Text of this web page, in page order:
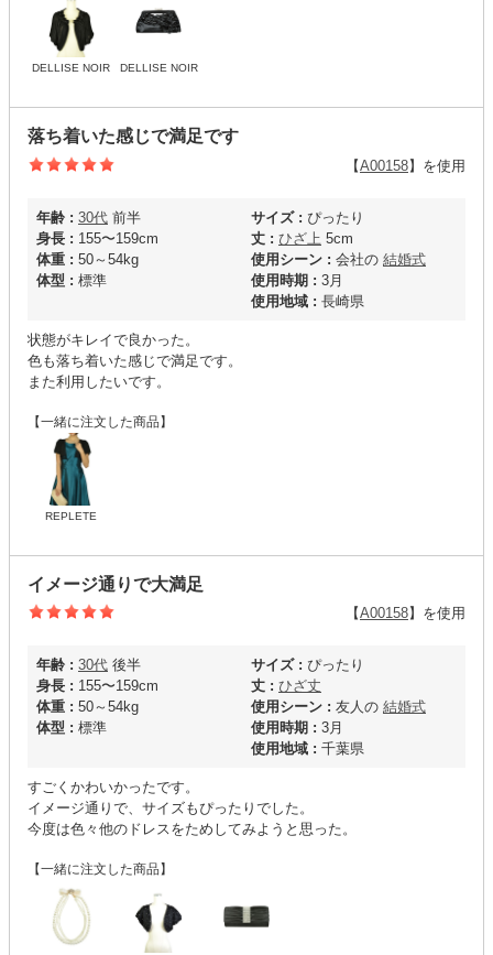
DELLISE NOIR DELLISE NOIR
落ち着いた感じで満足です
【A00158】を使用
年齢 : 30代 前半
身長 : 155〜159cm
体重 : 50～54kg
体型 : 標準
サイズ : ぴったり
丈 : ひざ上 5cm
使用シーン : 会社の 結婚式
使用時期 : 3月
使用地域 : 長崎県
状態がキレイで良かった。
色も落ち着いた感じで満足です。
また利用したいです。
【一緒に注文した商品】
REPLETE
イメージ通りで大満足
【A00158】を使用
年齢 : 30代 後半
身長 : 155〜159cm
体重 : 50～54kg
体型 : 標準
サイズ : ぴったり
丈 : ひざ丈
使用シーン : 友人の 結婚式
使用時期 : 3月
使用地域 : 千葉県
すごくかわいかったです。
イメージ通りで、サイズもぴったりでした。
今度は色々他のドレスをためしてみようと思った。
【一緒に注文した商品】